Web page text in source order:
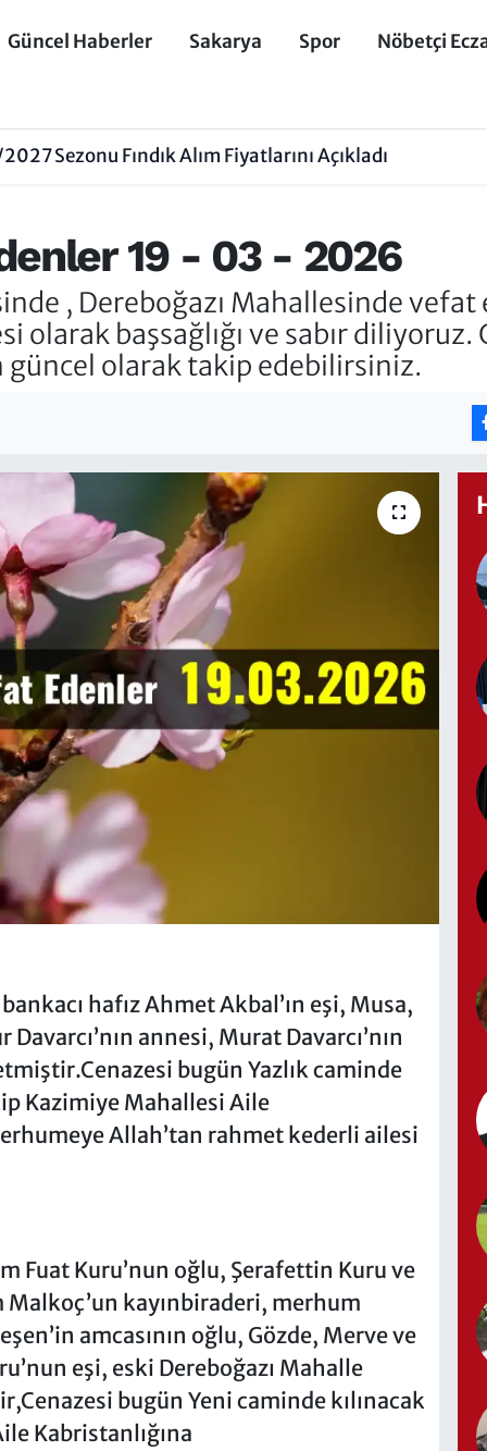
Güncel Haberler Sakarya Spor Nöbetçi
Sezonu Fındık Alım Fiyatlarını Açıkladı
19 - 03 - 2026
, Dereboğazı Mahallesinde
olarak başsağlığı ve sabır
olarak takip edebilirsiniz.
hafız Ahmet Akbal’ın eşi, Musa,
annesi, Murat Davarcı’nın
bugün Yazlık caminde
Kazimiye Mahallesi Aile
Allah’tan rahmet kederli ailesi
Fuat Kuru’nun oğlu, Şerafettin Kuru ve
Malkoç’un kayınbiraderi, merhum
amcasının oğlu, Gözde, Merve ve
eşi, eski Dereboğazı Mahalle
bugün Yeni caminde kılınacak
Kabristanlığına